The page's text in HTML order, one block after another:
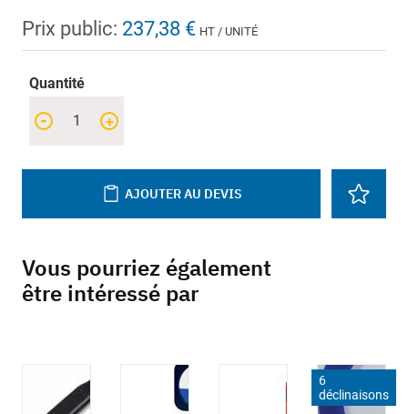
Prix public: 237,38 € HT / UNITÉ
Quantité
+
-
AJOUTER AU DEVIS
Vous pourriez également
être intéressé par
6
déclinaisons